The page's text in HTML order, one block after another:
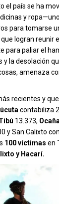
el país se ha
y
para tomarse
logran reunir
para paliar el
la desolación
amenaza
recientes y
contabiliza
13.373, Ocaña
y San Calixto
100 víctimas en
y Hacarí.